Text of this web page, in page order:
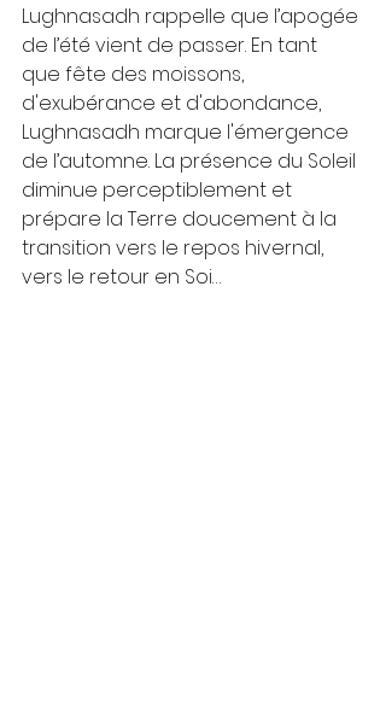
Lughnasadh rappelle que l’apogée
de l’été vient de passer. En tant
que fête des moissons,
d'exubérance et d'abondance,
Lughnasadh marque l'émergence
de l’automne. La présence du Soleil
diminue perceptiblement et
prépare la Terre doucement à la
transition vers le repos hivernal,
vers le retour en Soi…